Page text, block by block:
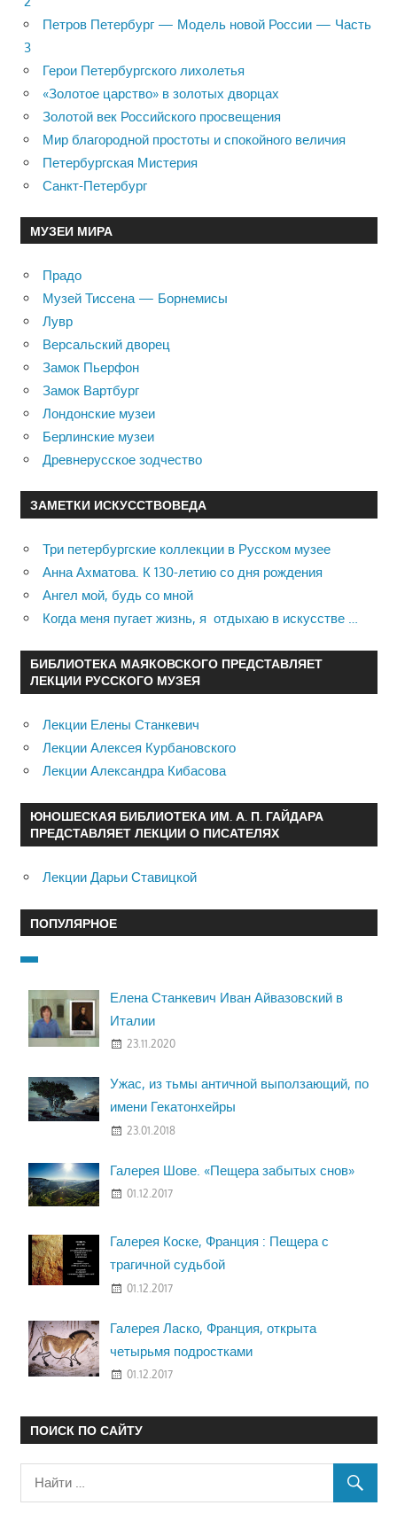
Петров Петербург — Модель новой России — Часть
3
Герои Петербургского лихолетья
«Золотое царство» в золотых дворцах
Золотой век Российского просвещения
Мир благородной простоты и спокойного величия
Петербургская Мистерия
Санкт-Петербург
МУЗЕИ МИРА
Прадо
Музей Тиссена — Борнемисы
Лувр
Версальский дворец
Замок Пьерфон
Замок Вартбург
Лондонские музеи
Берлинские музеи
Древнерусское зодчество
ЗАМЕТКИ ИСКУССТВОВЕДА
Три петербургские коллекции в Русском музее
Анна Ахматова. К 130-летию со дня рождения
Ангел мой, будь со мной
Когда меня пугает жизнь, я отдыхаю в искусстве …
БИБЛИОТЕКА МАЯКОВСКОГО ПРЕДСТАВЛЯЕТ
ЛЕКЦИИ РУССКОГО МУЗЕЯ
Лекции Елены Станкевич
Лекции Алексея Курбановского
Лекции Александра Кибасова
ЮНОШЕСКАЯ БИБЛИОТЕКА ИМ. А. П. ГАЙДАРА
ПРЕДСТАВЛЯЕТ ЛЕКЦИИ О ПИСАТЕЛЯХ
Лекции Дарьи Ставицкой
ПОПУЛЯРНОЕ
Елена Станкевич Иван Айвазовский в
Италии
23.11.2020
Ужас, из тьмы античной выползающий, по
имени Гекатонхейры
23.01.2018
Галерея Шове. «Пещера забытых снов»
01.12.2017
Галерея Коске, Франция : Пещера с
трагичной судьбой
01.12.2017
Галерея Ласко, Франция, открыта
четырьмя подростками
01.12.2017
ПОИСК ПО САЙТУ